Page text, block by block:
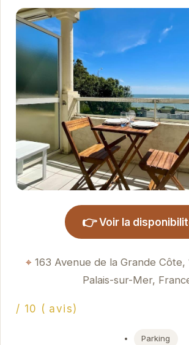
👉 Voir la
163 Avenue de la Grande Côte,
Palais-sur-Mer,
/ 10 ( avis)
Parking